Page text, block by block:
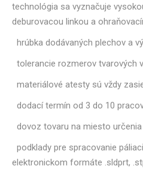
technológia sa vyznačuje
deburovacou linkou a
hrúbka dodávaných plechov a
tolerancie rozmerov tvarových
materiálové atesty sú vždy
dodací termín od 3 do 10
dovoz tovaru na miesto
podklady pre spracovanie
elektronickom formáte .sldprt,